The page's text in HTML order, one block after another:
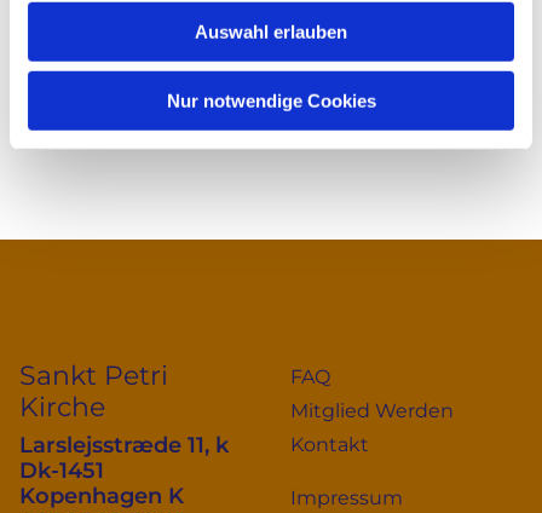
Auswahl erlauben
Nur notwendige Cookies
Sankt Petri
Kirche
Larslejsstræde 11, k
Dk-1451
Kopenhagen K
FAQ
Mitglied Werden
Kontakt
Impressum